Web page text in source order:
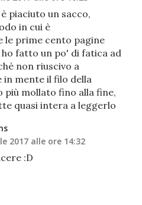
piaciuto un sacco,
in cui è
le prime cento pagine
fatto un po' di fatica ad
non riuscivo a
in mente il filo della
più mollato fino alla fine,
quasi intera a leggerlo
2017 alle ore 14:32
:D